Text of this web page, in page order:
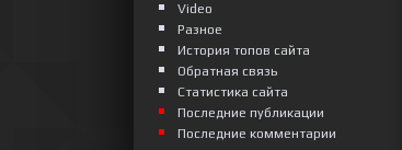
Video
Разное
История топов сайта
Обратная связь
Статистика сайта
Последние публикации
Последние комментарии